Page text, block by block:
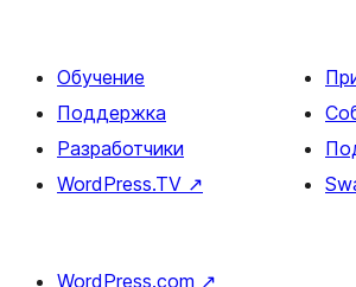
Обучение
Поддержка
Разработчики
WordPress.TV ↗
WordPress.com ↗